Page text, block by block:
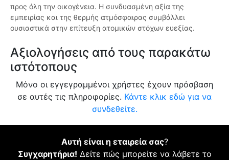
προς όλη την οικογένεια. Η συνδυασμένη αξία της
εμπειρίας και της θερμής ατμόσφαιρας συμβάλλει
ουσιαστικά στην επίτευξη ατομικών στόχων ευεξίας.
Αξιολογήσεις από τους παρακάτω
ιστότοπους
Μόνο οι εγγεγραμμένοι χρήστες έχουν πρόσβαση
σε αυτές τις πληροφορίες. Κάντε κλικ εδώ για να
συνδεθείτε.
Αυτή είναι η εταιρεία σας?
Συγχαρητήρια! Δείτε πώς μπορείτε να λάβετε το